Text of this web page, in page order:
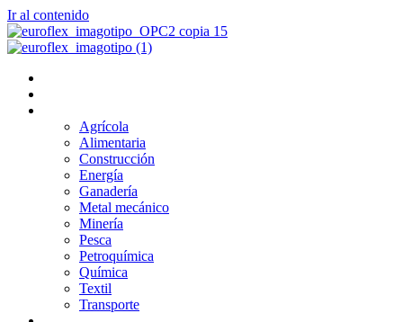
Ir al contenido
Agrícola
Alimentaria
Construcción
Energía
Ganadería
Metal mecánico
Minería
Pesca
Petroquímica
Química
Textil
Transporte